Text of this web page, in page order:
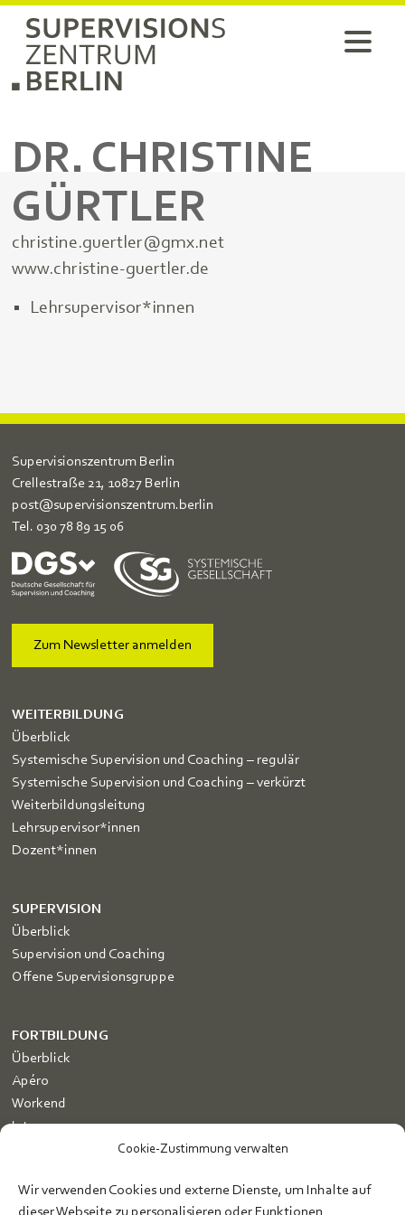
Cookie-Zustimmung verwalten
Wir verwenden Cookies und externe Dienste, um Inhalte auf
DR. CHRISTINE
GÜRTLER
christine.guertler@gmx.net
www.christine-guertler.de
Lehrsupervisor*innen
Supervisionszentrum Berlin
Crellestraße 21, 10827 Berlin
post@supervisionszentrum.berlin
Tel. 030 78 89 15 06
Zum Newsletter anmelden
WEITERBILDUNG
Überblick
Systemische Supervision und Coaching – regulär
Systemische Supervision und Coaching – verkürzt
Weiterbildungsleitung
Lehrsupervisor*innen
Dozent*innen
SUPERVISION
Überblick
Supervision und Coaching
Offene Supervisionsgruppe
FORTBILDUNG
Überblick
Apéro
Workend
Intenso
Zertifikatskurs Traumasensible Supervision